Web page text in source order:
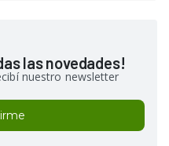
las novedades!
nuestro newsletter